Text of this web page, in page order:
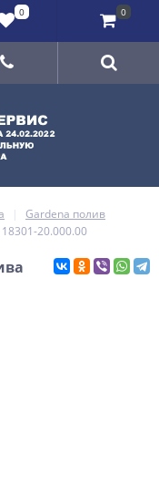
Gardena полив
20.000.00
0 0